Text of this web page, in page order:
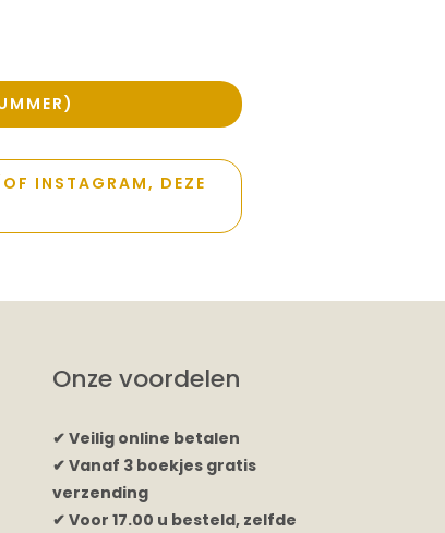
INSTAGRAM, DEZE
Onze voordelen
✔ Veilig online betalen
✔ Vanaf 3 boekjes gratis
verzending
✔ Voor 17.00 u besteld, zelfde